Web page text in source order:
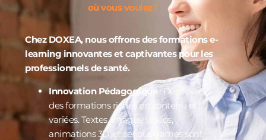
où vous voulez !
Chez DOXEA, nous offrons des formations e-
learning innovantes et captivantes pour les
professionnels de santé.
Innovation Pédagogique: Découvrez
des formations riches en contenu et
variées. Textes, images, vidéos,
animations 3D, et serious games sont